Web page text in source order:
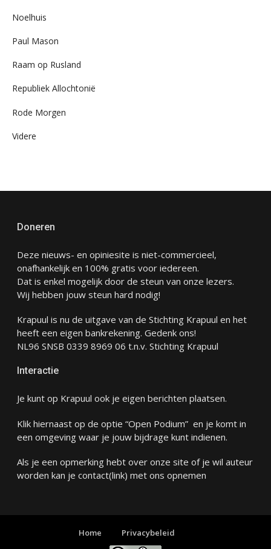
Noelhuis
Paul Mason
Raam op Rusland
Republiek Allochtonië
Rode Morgen
Videre
Doneren
Deze nieuws- en opiniesite is niet-commercieel,
onafhankelijk en 100% gratis voor iedereen.
Dat is enkel mogelijk door de steun van onze lezers.
Wij hebben jouw steun hard nodig!
Krapuul is nu de uitgave van de Stichting Krapuul en het
heeft een eigen bankrekening. Gedenk ons!
NL96 SNSB 0339 8969 06 t.n.v. Stichting Krapuul
Interactie
Je kunt op Krapuul ook je eigen berichten plaatsen.
Klik hiernaast op de optie “Open Podium” en je komt in
een omgeving waar je jouw bijdrage kunt indienen.
Als je een opmerking hebt over onze site of je wil auteur
worden kan je contact(link) met ons opnemen
Home Privacybeleid